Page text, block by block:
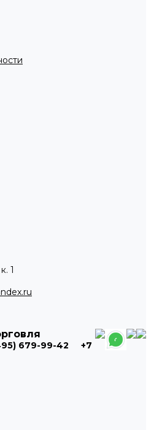
1
679-99-42
+7